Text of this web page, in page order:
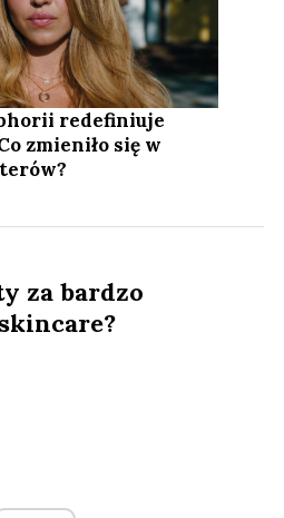
redefiniuje
zmieniło się w
za bardzo